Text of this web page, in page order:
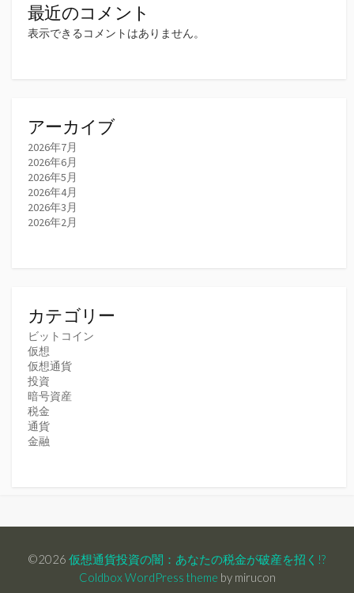
最近のコメント
表示できるコメントはありません。
アーカイブ
2026年7月
2026年6月
2026年5月
2026年4月
2026年3月
2026年2月
カテゴリー
ビットコイン
仮想
仮想通貨
投資
暗号資産
税金
通貨
金融
©2026 仮想通貨投資の闇：あなたの税金が破産を招く!?
Coldbox WordPress theme by mirucon